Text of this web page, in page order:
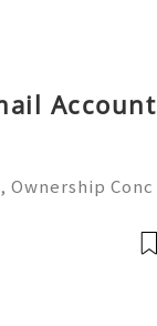
Account
Conc
Telegram: @get